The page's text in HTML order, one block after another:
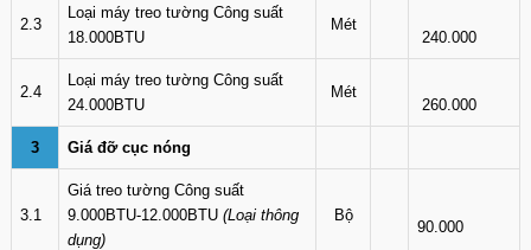
2.3
Loại máy treo tường Công suất
18.000BTU
Mét
240.000
2.4
Loại máy treo tường Công suất
24.000BTU
Mét
260.000
3 Giá đỡ cục nóng
3.1
Giá treo tường Công suất
9.000BTU-12.000BTU (Loại thông
dụng)
Bộ
90.000